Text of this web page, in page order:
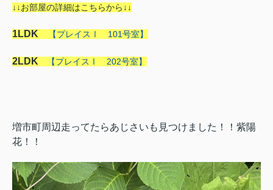
↓↓お部屋の詳細はこちらから↓↓
1LDK 【プレイスⅠ 101号室】
2LDK 【プレイスⅠ 202号室】
増市町周辺走ってたらあじさいも見つけました！！紫陽
花！！